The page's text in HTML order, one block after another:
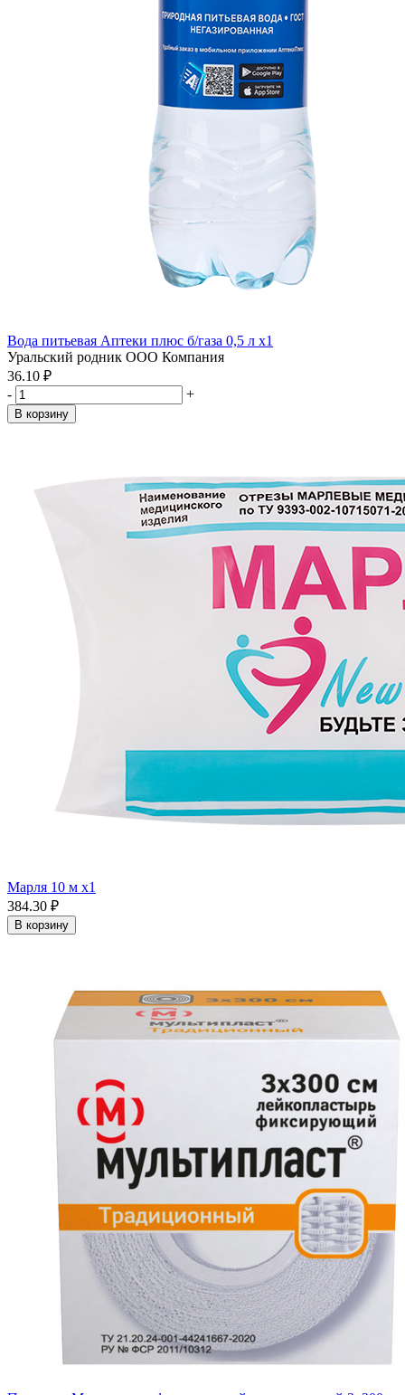
Вода питьевая Аптеки плюс б/газа 0,5 л x1
Уральский родник ООО Компания
36.10 ₽
-
+
В корзину
Марля 10 м x1
384.30 ₽
В корзину